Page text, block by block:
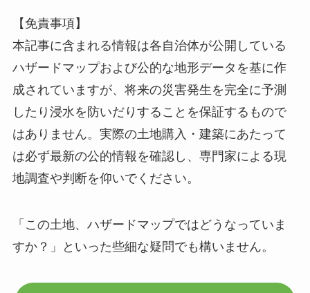
【免責事項】
本記事に含まれる情報は各自治体が公開している
ハザードマップおよび公的な地形データを基に作
成されていますが、将来の災害発生を完全に予測
したり浸水を防いだりすることを保証するもので
はありません。実際の土地購入・建築にあたって
は必ず最新の公的情報を確認し、専門家による現
地調査や判断を仰いでください。
「この土地、ハザードマップではどうなっていま
すか？」といった些細な疑問でも構いません。